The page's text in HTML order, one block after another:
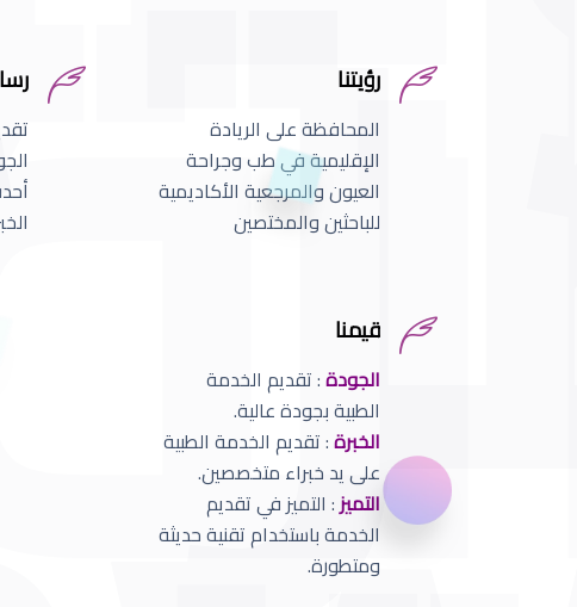
رؤيتنا
المحافظة على الريادة
الإقليمية في طب وجراحة
العيون والمرجعية الأكاديمية
للباحثين والمختصين
قيمنا
الجودة: تقديم الخدمة
الطبية بجودة عالية.
الخبرة: تقديم الخدمة الطبية
على يد خبراء متخصصين.
التميز: التميز في تقديم
الخدمة باستخدام تقنية حديثة
ومتطورة.